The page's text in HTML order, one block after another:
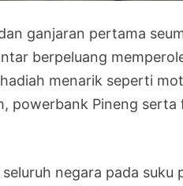
ganjaran pertama
berpeluang
menarik seperti
powerbank Pineng
negara pada